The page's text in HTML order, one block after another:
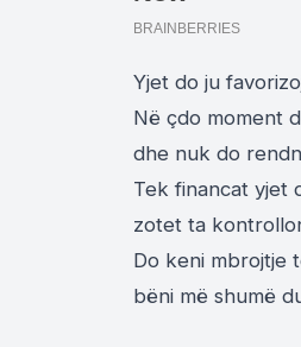
Yjet do ju
Në çdo moment
dhe nuk do
Tek financat yjet
zotet ta
Do keni mbrojtje
bëni më shumë